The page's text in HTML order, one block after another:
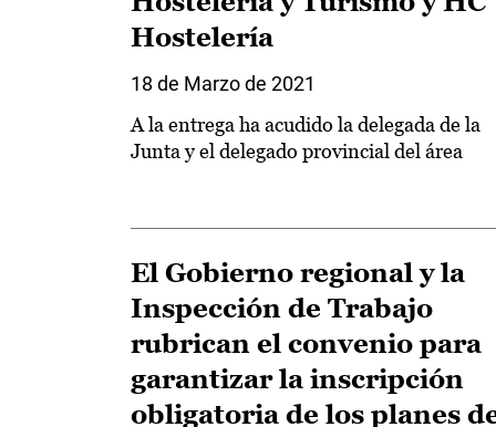
Hostelería
18 de Marzo de 2021
A la entrega ha acudido la delegada de la
Junta y el delegado provincial del área
El Gobierno regional y la
Inspección de Trabajo
rubrican el convenio para
garantizar la inscripción
obligatoria de los planes